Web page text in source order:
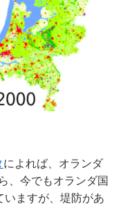
によれば、オランダ
、今でもオランダ国
いますが、堤防があ